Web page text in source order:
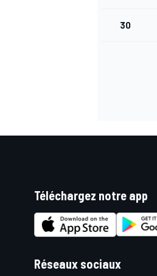
30
Téléchargez notre app
Réseaux sociaux